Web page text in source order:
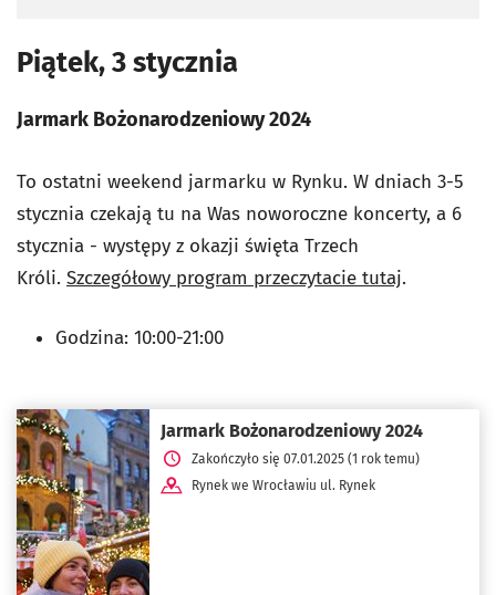
Piątek, 3 stycznia
Jarmark Bożonarodzeniowy 2024
To ostatni weekend jarmarku w Rynku. W dniach 3-5
stycznia czekają tu na Was noworoczne koncerty, a 6
stycznia - występy z okazji święta Trzech
Króli. Szczegółowy program przeczytacie tutaj.
Godzina: 10:00-21:00
Jarmark Bożonarodzeniowy 2024
Zakończyło się 07.01.2025 (1 rok temu)
Rynek we Wrocławiu ul. Rynek